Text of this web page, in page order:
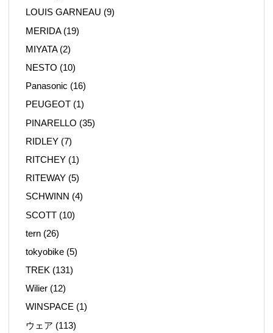
LOUIS GARNEAU (9)
MERIDA(19)
MIYATA(2)
NESTO (10)
Panasonic (16)
PEUGEOT (1)
PINARELLO (35)
RIDLEY (7)
RITCHEY (1)
RITEWAY (5)
SCHWINN (4)
SCOTT (10)
tern (26)
tokyobike (5)
TREK (131)
Wilier (12)
WINSPACE (1)
ウェア (113)